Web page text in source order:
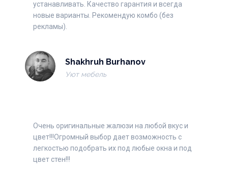
устанавливать. Качество гарантия и всегда
новые варианты. Рекомендую комбо (без
рекламы).
Shakhruh Burhanov
Уют мебель
Очень оригинальные жалюзи на любой вкус и
цвет!!!Огромный выбор дает возможность с
легкостью подобрать их под любые окна и под
цвет стен!!!